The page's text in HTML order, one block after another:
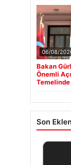
06/08/
Bakan
Önemli
Son